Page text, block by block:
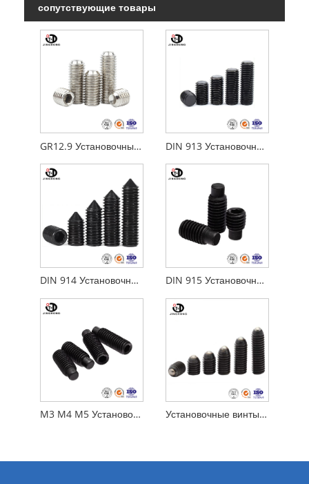
сопутствующие товары
GR12.9 Установочный винт DIN 913 Установочный винт
DIN 914 Установочный винт DIN 915 Установочный винт
M3 M4 M5 Установочный винт Установочные винты шарового плунжера